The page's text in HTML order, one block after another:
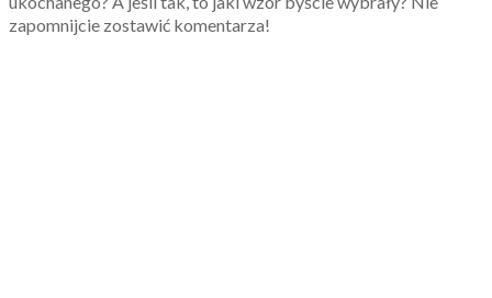
zapomnijcie zostawić komentarza!